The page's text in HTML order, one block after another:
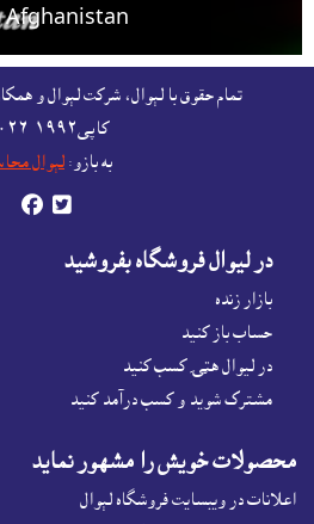
Afghanistan
products,
تمام حقوق با لېوال، شرکت لېوال و
کاپى١٩٩٢-۲۰۲٦
به بازو: لېوال
 
در ليوال فروشگاه بفروشيد
بازار زنده
حساب باز کنيد
در لیوال هټۍ کسب کنید
مشترک شوید و کسب درآمد کنید
محصولات خويش را مشهور نمايد
اعلانات در ويبسايت فروشگاه لېوال